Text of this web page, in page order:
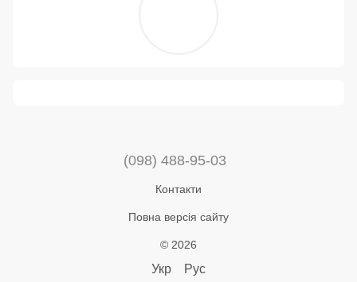
(098) 488-95-03
Контакти
Повна версія сайту
© 2026
Укр Рус